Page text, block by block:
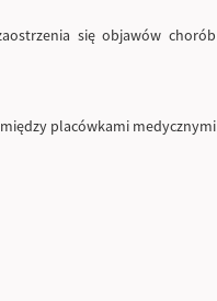
się objawów chorób
placówkami medycznymi